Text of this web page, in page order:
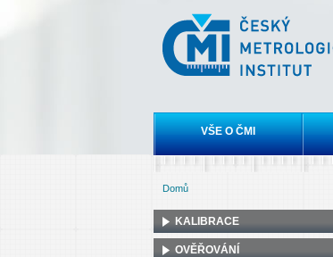
Český
metrologický
institut
Hlavní menu
VŠE O ČMI
Domů
KALIBRACE
OVĚŘOVÁNÍ